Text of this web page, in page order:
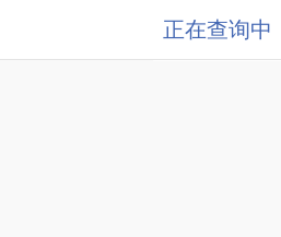
正在查询中